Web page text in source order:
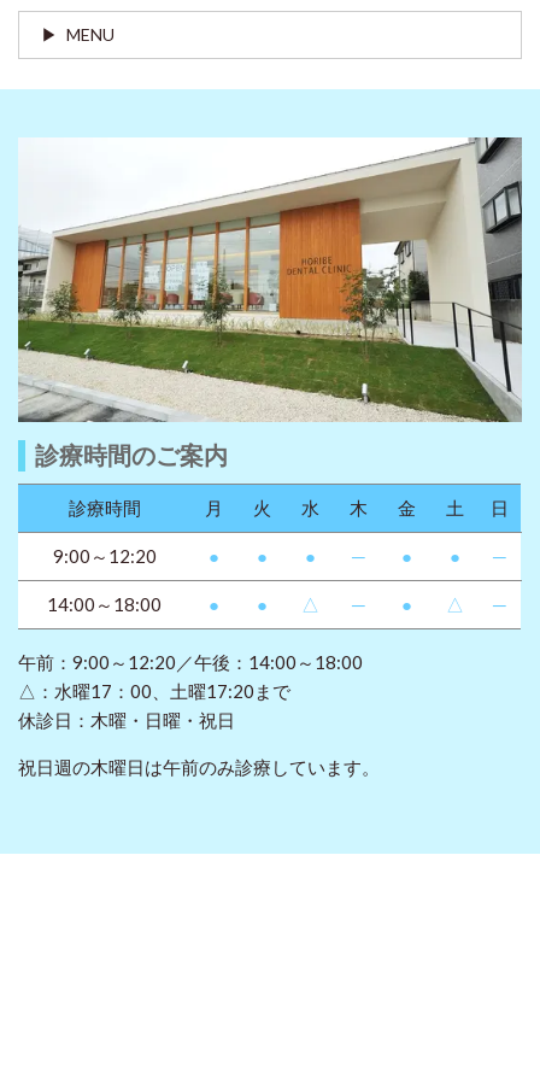
MENU
診療時間のご案内
診療時間 月 火 水 木 金 土 日
9:00～12:20 ● ● ● ─ ● ● ─
14:00～18:00 ● ● △ ─ ● △ ─
午前：9:00～12:20／午後：14:00～18:00
△：水曜17：00、土曜17:20まで
休診日：木曜・日曜・祝日
祝日週の木曜日は午前のみ診療しています。